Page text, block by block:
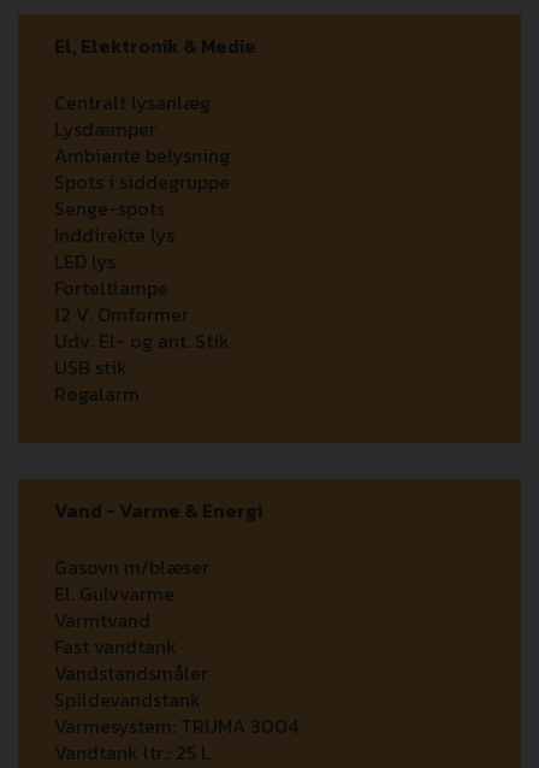
El, Elektronik & Medie
Centralt lysanlæg
Lysdæmper
Ambiente belysning
Spots i siddegruppe
Senge-spots
Inddirekte lys
LED lys
Forteltlampe
12 V. Omformer
Udv. El- og ant. Stik
USB stik
Røgalarm
Vand - Varme & Energi
Gasovn m/blæser
El. Gulvvarme
Varmtvand
Fast vandtank
Vandstandsmåler
Spildevandstank
Varmesystem: TRUMA 3004
Vandtank ltr.: 25 L